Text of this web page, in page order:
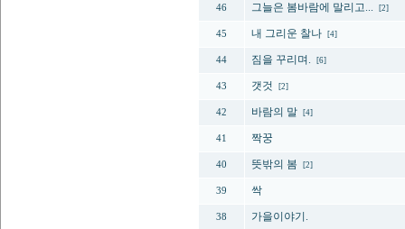
46 그늘은 봄바람에 말리고... [2]
45 내 그리운 찰나 [4]
44 짐을 꾸리며. [6]
43 갯것 [2]
42 바람의 말 [4]
41 짝꿍
40 뜻밖의 봄 [2]
39 싹
38 가을이야기.